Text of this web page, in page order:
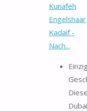
Kunafeh
Engelshaar
Kadaif -
Nach...
Diese
Dubai